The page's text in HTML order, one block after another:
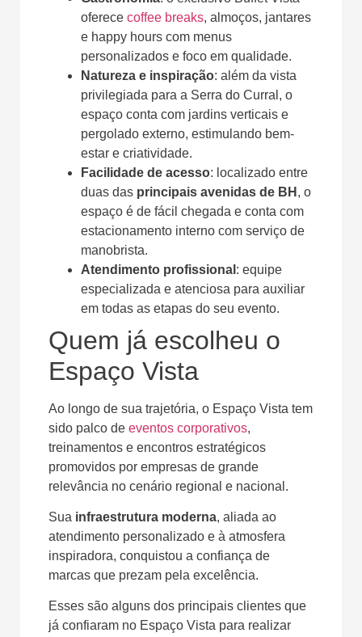
oferece coffee breaks, almoços, jantares
e happy hours com menus
personalizados e foco em qualidade.
Natureza e inspiração: além da vista
privilegiada para a Serra do Curral, o
espaço conta com jardins verticais e
pergolado externo, estimulando bem-
estar e criatividade.
Facilidade de acesso: localizado entre
duas das principais avenidas de BH , o
espaço é de fácil chegada e conta com
estacionamento interno com serviço de
manobrista.
Atendimento profissional : equipe
especializada e atenciosa para auxiliar
em todas as etapas do seu evento.
Quem já escolheu o
Espaço Vista
Ao longo de sua trajetória, o Espaço Vista tem
sido palco de eventos corporativos,
treinamentos e encontros estratégicos
promovidos por empresas de grande
relevância no cenário regional e nacional.
Sua infraestrutura moderna, aliada ao
atendimento personalizado e à atmosfera
inspiradora, conquistou a confiança de
marcas que prezam pela excelência.
Esses são alguns dos principais clientes que
já confiaram no Espaço Vista para realizar